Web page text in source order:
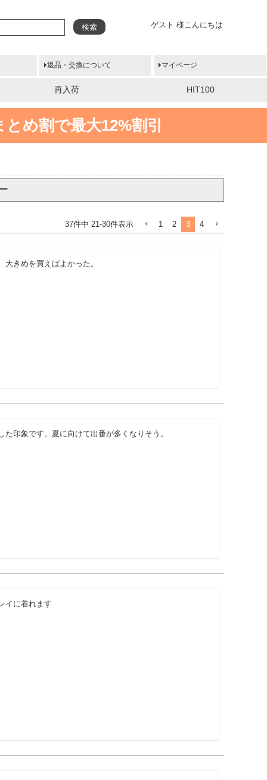
ゲスト 様こんにちは
検索
返品・交換について マイページ
再入荷 HIT100
め割で最大12%割引
37件中 21-30件表示 1 2 3 4
きめを買えばよかった。
印象です。夏に向けて出番が多くなりそう。
イに着れます